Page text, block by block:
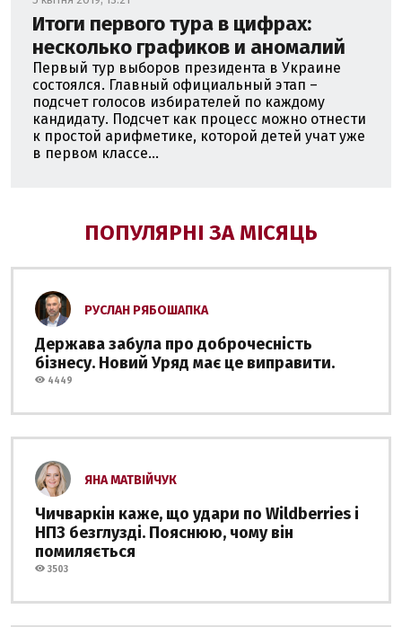
Итоги первого тура в цифрах:
несколько графиков и аномалий
Первый тур выборов президента в Украине
состоялся. Главный официальный этап –
подсчет голосов избирателей по каждому
кандидату. Подсчет как процесс можно отнести
к простой арифметике, которой детей учат уже
в первом классе...
ПОПУЛЯРНІ ЗА МІСЯЦЬ
РУСЛАН РЯБОШАПКА
Держава забула про доброчесність
бізнесу. Новий Уряд має це виправити.
4449
ЯНА МАТВІЙЧУК
Чичваркін каже, що удари по Wildberries і
НПЗ безглузді. Пояснюю, чому він
помиляється
3503